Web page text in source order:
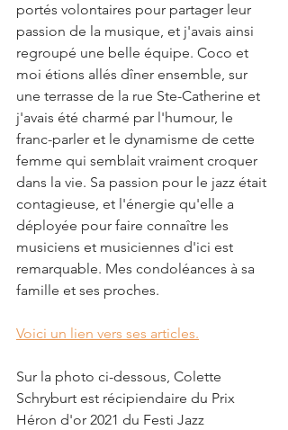
portés volontaires pour partager leur
passion de la musique, et j'avais ainsi
regroupé une belle équipe. Coco et
moi étions allés dîner ensemble, sur
une terrasse de la rue Ste-Catherine et
j'avais été charmé par l'humour, le
franc-parler et le dynamisme de cette
femme qui semblait vraiment croquer
dans la vie. Sa passion pour le jazz était
contagieuse, et l'énergie qu'elle a
déployée pour faire connaître les
musiciens et musiciennes d'ici est
remarquable. Mes condoléances à sa
famille et ses proches.
Voici un lien vers ses articles.
Sur la photo ci-dessous, Colette
Schryburt est récipiendaire du Prix
Héron d'or 2021 du Festi Jazz